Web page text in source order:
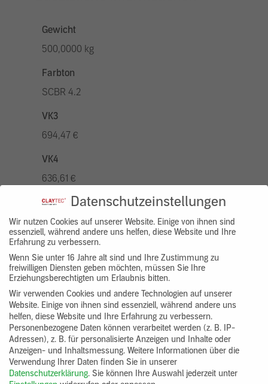
Gewicht
500,0000 kg
Farbton
SCBR 4.2
VK3
694,47 €
VK4
636,61 €
VK5
810,22 €
VK7
578,73 €
Gruppenprodukt
yosima_designputz_bigb
Datenschutzeinstellungen
Wir nutzen Cookies auf unserer Website. Einige von ihnen sind
essenziell, während andere uns helfen, diese Website und Ihre
Erfahrung zu verbessern.
Wenn Sie unter 16 Jahre alt sind und Ihre Zustimmung zu
freiwilligen Diensten geben möchten, müssen Sie Ihre
Erziehungsberechtigten um Erlaubnis bitten.
Wir verwenden Cookies und andere Technologien auf unserer
Website. Einige von ihnen sind essenziell, während andere uns
helfen, diese Website und Ihre Erfahrung zu verbessern.
Personenbezogene Daten können verarbeitet werden (z. B. IP-
Adressen), z. B. für personalisierte Anzeigen und Inhalte oder
Anzeigen- und Inhaltsmessung. Weitere Informationen über die
Verwendung Ihrer Daten finden Sie in unserer
Datenschutzerklärung. Sie können Ihre Auswahl jederzeit unter